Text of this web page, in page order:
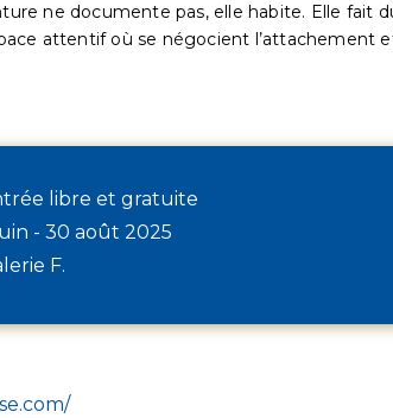
ne documente pas, elle habite. Elle fait
attentif où se négocient l’attachement
libre et gratuite
- 30 août 2025
F.